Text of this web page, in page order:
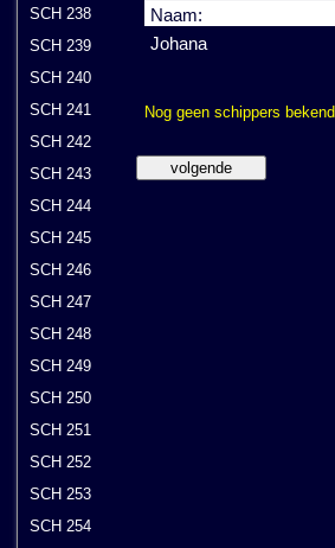
SCH 238
SCH 239
SCH 240
SCH 241
SCH 242
SCH 243
SCH 244
SCH 245
SCH 246
SCH 247
SCH 248
SCH 249
SCH 250
SCH 251
SCH 252
SCH 253
SCH 254
Naam:
Johana
Nog geen schippers bekend.